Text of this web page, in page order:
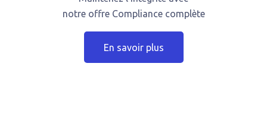
notre offre Compliance complète
En savoir plus